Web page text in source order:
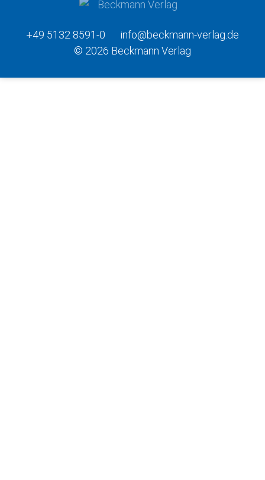
+49 5132 8591-0
info@beckmann-verlag.de
© 2026 Beckmann Verlag